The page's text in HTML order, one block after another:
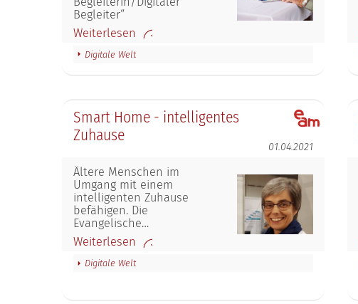
Begleiter“
Weiterlesen
Digitale Welt
Smart Home - intelligentes
Zuhause
01.04.2021
Ältere Menschen im
Umgang mit einem
intelligenten Zuhause
befähigen. Die
Evangelische…
Weiterlesen
Digitale Welt